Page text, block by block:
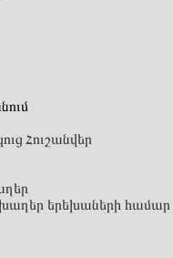
Հուշանվեր
երեխաների համար